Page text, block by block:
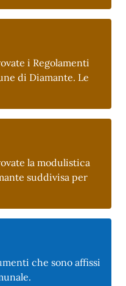
i Regolamenti
di Diamante. Le
la modulistica
suddivisa per
che sono affissi